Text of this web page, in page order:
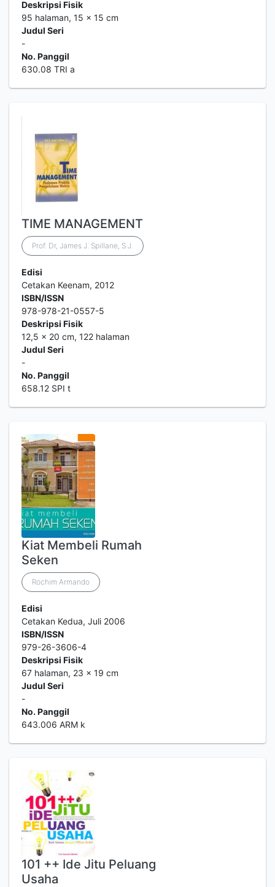
Deskripsi Fisik
95 halaman, 15 x 15 cm
Judul Seri
-
No. Panggil
630.08 TRI a
TIME MANAGEMENT
Prof. Dr, James J. Spillane, S.J.
Edisi
Cetakan Keenam, 2012
ISBN/ISSN
978-978-21-0557-5
Deskripsi Fisik
12,5 x 20 cm, 122 halaman
Judul Seri
-
No. Panggil
658.12 SPI t
Kiat Membeli Rumah
Seken
Rochim Armando
Edisi
Cetakan Kedua, Juli 2006
ISBN/ISSN
979-26-3606-4
Deskripsi Fisik
67 halaman, 23 x 19 cm
Judul Seri
-
No. Panggil
643.006 ARM k
101 ++ Ide Jitu Peluang
Usaha